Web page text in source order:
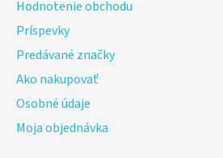
Hodnotenie obchodu
Príspevky
Predávané značky
Ako nakupovať
Osobné údaje
Moja objednávka